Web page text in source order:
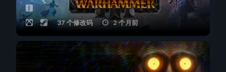
37 个修改码 2 个月前